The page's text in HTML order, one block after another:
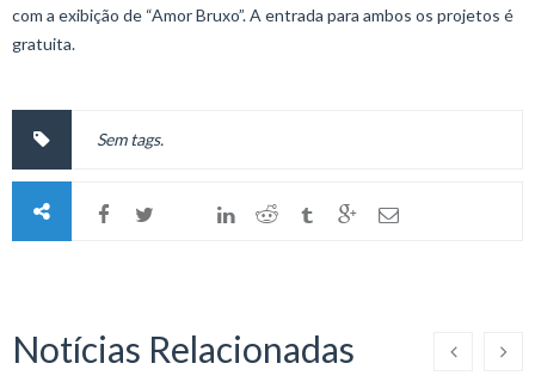
com a exibição de “Amor Bruxo”. A entrada para ambos os projetos é
gratuita.
Sem tags.
Notícias Relacionadas